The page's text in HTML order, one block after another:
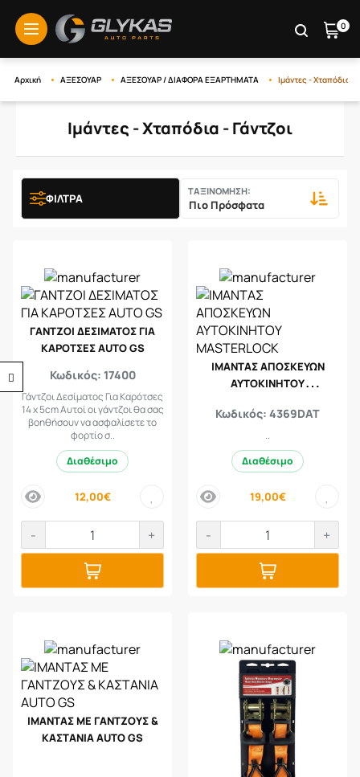
Προσβασιμότητα
menu
0
Αρχική ΑΞΕΣΟΥΑΡ ΑΞΕΣΟΥΑΡ / ΔΙΑΦΟΡΑ ΕΞΑΡΤΗΜΑΤΑ Ιμάντες - Χταπόδια -
Ιμάντες - Χταπόδια - Γάντζοι
ΤΑΞΙΝΟΜΗΣΗ:
ΦΙΛΤΡΑ
ΓΑΝΤΖΟΙ ΔΕΣΙΜΑΤΟΣ ΓΙΑ
ΚΑΡΟΤΣΕΣ AUTO GS
Κωδικός: 17400
Γάντζοι Δεσίματος Για Καρότσες
14 x 5cm Αυτοί οι γάντζοι θα σας
βοηθήσουν να ασφαλίσετε το
φορτίο σ..
Διαθέσιμο
price 12,00€
- +
ΙΜΑΝΤΑΣ ΑΠΟΣΚΕΥΩΝ
ΑΥΤΟΚΙΝΗΤΟΥ
Κωδικός: 4369DAT
..
Διαθέσιμο
price 19,00€
- +
ΙΜΑΝΤΑΣ ΜΕ ΓΑΝΤΖΟΥΣ &
ΚΑΣΤΑΝΙΑ AUTO GS